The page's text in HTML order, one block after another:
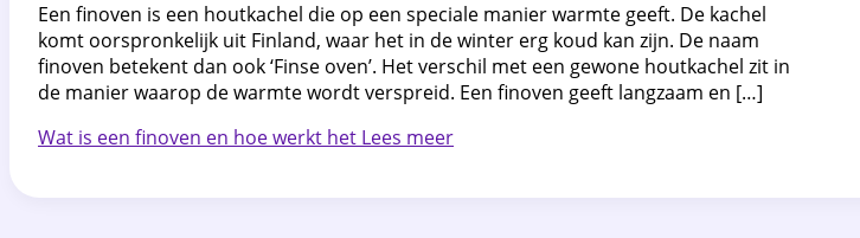
Een finoven is een houtkachel die op een speciale manier warmte geeft. De kachel
komt oorspronkelijk uit Finland, waar het in de winter erg koud kan zijn. De naam
finoven betekent dan ook ‘Finse oven’. Het verschil met een gewone houtkachel zit in
de manier waarop de warmte wordt verspreid. Een finoven geeft langzaam en […]
Wat is een finoven en hoe werkt het Lees meer